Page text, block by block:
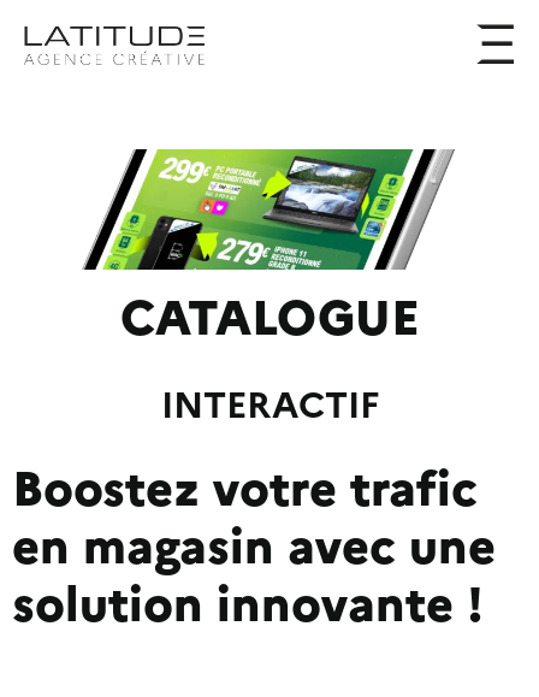
CATALOGUE
INTERACTIF
Boostez votre trafic
en magasin avec une
solution innovante !